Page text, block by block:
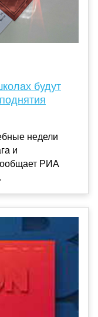
будут
недели
и
РИА